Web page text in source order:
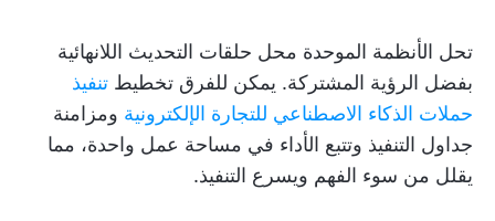
تحل الأنظمة الموحدة محل حلقات التحديث اللانهائية
بفضل الرؤية المشتركة. يمكن للفرق تخطيط تنفيذ
حملات الذكاء الاصطناعي للتجارة الإلكترونية ومزامنة
جداول التنفيذ وتتبع الأداء في مساحة عمل واحدة، مما
يقلل من سوء الفهم ويسرع التنفيذ.